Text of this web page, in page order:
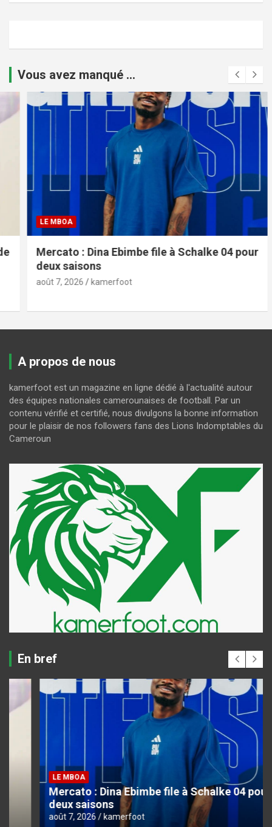
Vous avez manqué ...
LE MBOA
Mercato : Dina Ebimbe file à Schalke 04 pour
deux saisons
août 7, 2026 kamerfoot
A propos de nous
kamerfoot est un magazine en ligne dédié à l'actualité autour
des équipes nationales camerounaises de football. Par un
contenu vérifié et certifié, nous divulgons la bonne information
pour le plaisir de nos followers fans des Lions Indomptables du
Cameroun
En bref
LE MBOA
Mercato : Dina Ebimbe file à Schalke 04 pour
deux saisons
août 7, 2026 kamerfoot